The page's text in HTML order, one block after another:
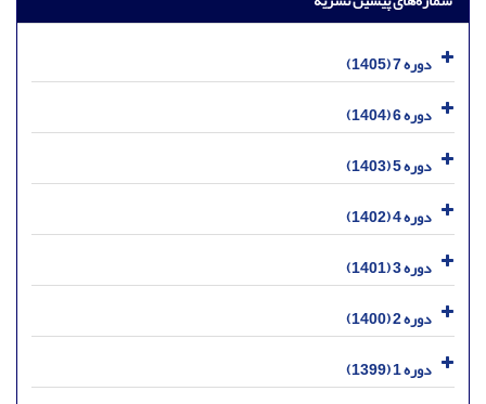
دوره 7 (1405)
دوره 6 (1404)
دوره 5 (1403)
دوره 4 (1402)
دوره 3 (1401)
دوره 2 (1400)
دوره 1 (1399)